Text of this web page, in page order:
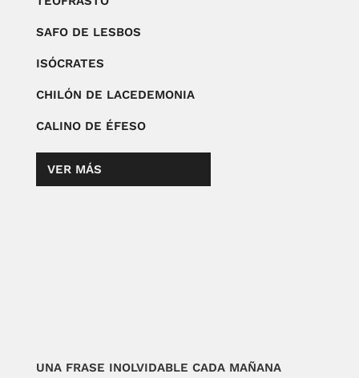
SAFO DE LESBOS
ISÓCRATES
CHILÓN DE LACEDEMONIA
CALINO DE ÉFESO
VER MÁS
UNA FRASE INOLVIDABLE CADA MAÑANA